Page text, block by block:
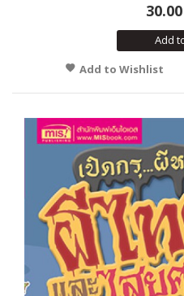
Add
Add to Wishlist